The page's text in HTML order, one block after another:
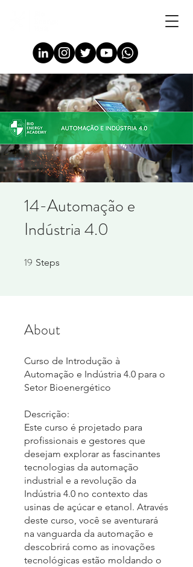
14-Automação e
Indústria 4.0
19 Steps
About
Curso de Introdução à
Automação e Indústria 4.0 para o
Setor Bioenergético
Descrição:
Este curso é projetado para
profissionais e gestores que
desejam explorar as fascinantes
tecnologias da automação
industrial e a revolução da
Indústria 4.0 no contexto das
usinas de açúcar e etanol. Através
deste curso, você se aventurará
na vanguarda da automação e
descobrirá como as inovações
tecnológicas estão moldando o